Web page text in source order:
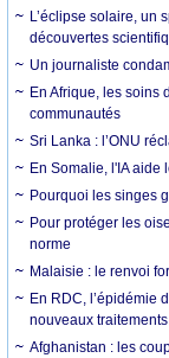
L’éclipse solaire, un
découvertes
Un journaliste
En Afrique, les soins
communautés
Sri Lanka : l’ONU
En Somalie, l'IA aide
Pourquoi les singes
Pour protéger les
norme
Malaisie : le renvoi
En RDC, l’épidémie
nouveaux traitements
Afghanistan : les